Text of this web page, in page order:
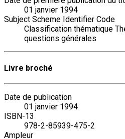
01 janvier 1994
Subject Scheme Identifier Code
Classification thématique
questions générales
Livre broché
Date de publication
01 janvier 1994
ISBN-13
978-2-85939-475-2
Ampleur